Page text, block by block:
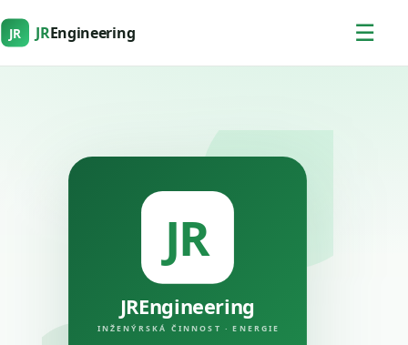
JR JREngineering ☰
JR
JREngineering
INŽENÝRSKÁ ČINNOST · ENERGIE